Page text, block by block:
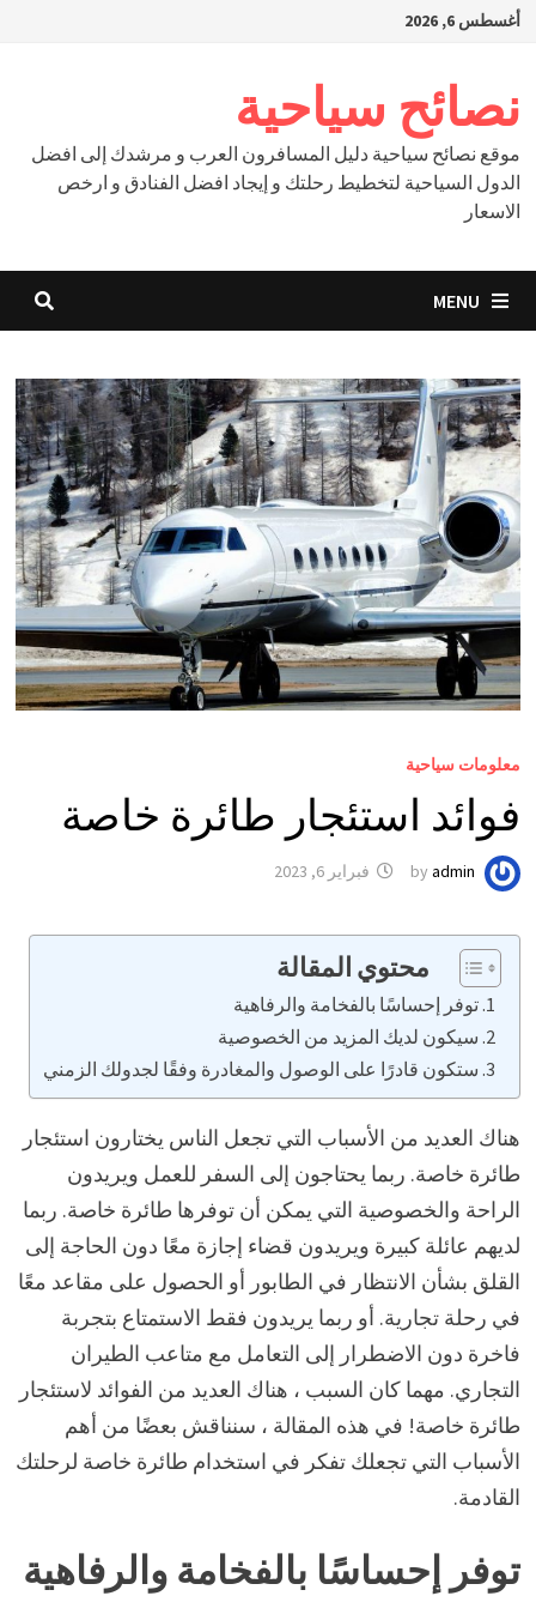
Skipأغسطس 6, 2026
نصائح سياحية
موقع نصائح سياحية دليل المسافرون العرب و مرشدك إلى افضل
الدول السياحية لتخطيط رحلتك و إيجاد افضل الفنادق و ارخص
الاسعار
MENU
معلومات سياحية
فوائد استئجار طائرة خاصة
byadmin فبراير 6, 2023
محتوي المقالة
توفر إحساسًا بالفخامة والرفاهية
سيكون لديك المزيد من الخصوصية
ستكون قادرًا على الوصول والمغادرة وفقًا لجدولك الزمني
هناك العديد من الأسباب التي تجعل الناس يختارون استئجار
طائرة خاصة. ربما يحتاجون إلى السفر للعمل ويريدون
الراحة والخصوصية التي يمكن أن توفرها طائرة خاصة. ربما
لديهم عائلة كبيرة ويريدون قضاء إجازة معًا دون الحاجة إلى
القلق بشأن الانتظار في الطابور أو الحصول على مقاعد معًا
في رحلة تجارية. أو ربما يريدون فقط الاستمتاع بتجربة
فاخرة دون الاضطرار إلى التعامل مع متاعب الطيران
التجاري. مهما كان السبب ، هناك العديد من الفوائد لاستئجار
طائرة خاصة! في هذه المقالة ، سنناقش بعضًا من أهم
الأسباب التي تجعلك تفكر في استخدام طائرة خاصة لرحلتك
القادمة.
توفر إحساسًا بالفخامة والرفاهية